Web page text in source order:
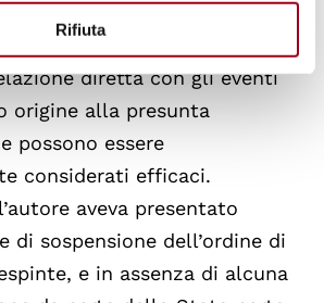
Rifiuta
che, ai fini
diretta con gli eventi
origine alla presunta
possono essere
considerati efficaci.
aveva presentato
di sospensione dell’ordine di
e in assenza di alcuna